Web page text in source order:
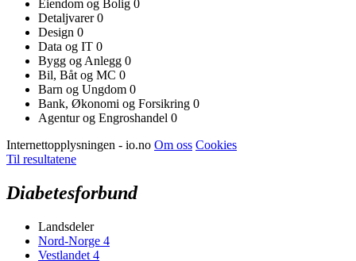
Eiendom og Bolig 0
Detaljvarer0
Design 0
Data og IT 0
Bygg og Anlegg 0
Bil, Båt og MC 0
Barn og Ungdom 0
Bank, Økonomi og Forsikring 0
Agentur og Engroshandel 0
Internettopplysningen - io.no Om oss Cookies
Til resultatene
Diabetesforbund
Landsdeler
Nord-Norge 4
Vestlandet 4